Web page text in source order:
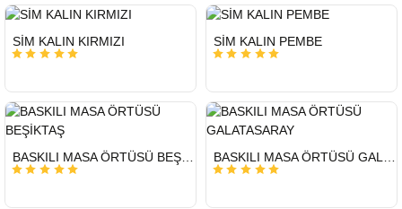
GÖNDERİ
SİM KALIN KIRMIZI
GÖNDERİ
SİM KALIN PEMBE
GÖNDERİ
GÖNDERİ